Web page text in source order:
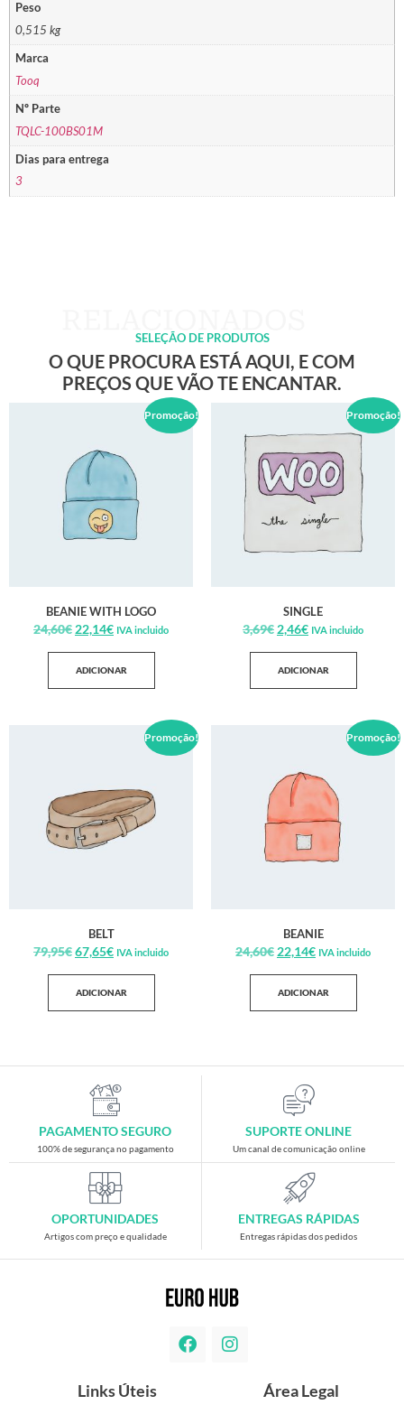
Peso
0,515 kg
Marca
Tooq
Nº Parte
TQLC-100BS01M
Dias para entrega
3
SELEÇÃO DE PRODUTOS
O QUE PROCURA ESTÁ AQUI, E COM
PREÇOS QUE VÃO TE ENCANTAR.
Promoção!
BEANIE WITH LOGO
24,60€ 22,14€ IVA incluido
ADICIONAR
Promoção!
SINGLE
3,69€ 2,46€ IVA incluido
ADICIONAR
Promoção!
BELT
79,95€67,65€ IVA incluido
ADICIONAR
Promoção!
BEANIE
24,60€ 22,14€ IVA incluido
ADICIONAR
PAGAMENTO SEGURO
100% de segurança no pagamento
SUPORTE ONLINE
Um canal de comunicação online
OPORTUNIDADES
Artigos com preço e qualidade
ENTREGAS RÁPIDAS
Entregas rápidas dos pedidos
Links Úteis Área Legal